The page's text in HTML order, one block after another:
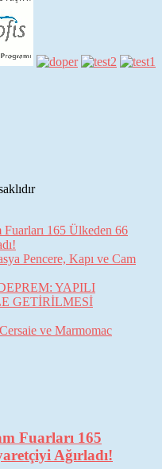
Fuarları 165 Ülkeden 66
Pencere, Kapı ve Cam
YAPILI
GETİRİLMESİ
ve Marmomac
Fuarları 165
Ağırladı!